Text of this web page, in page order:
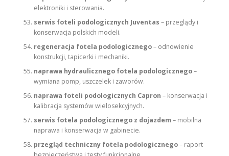
elektroniki i sterowania.
serwis foteli podologicznych Juventas – przeglądy i
konserwacja polskich modeli.
regeneracja fotela podologicznego– odnowienie
konstrukcji, tapicerki i mechaniki.
naprawa hydraulicznego fotela podologicznego–
wymiana pomp, uszczelek i zaworów.
naprawa foteli podologicznych Capron – konserwacja i
kalibracja systemów wielosekcyjnych.
serwis fotela podologicznego z dojazdem – mobilna
naprawa i konserwacja w gabinecie.
przegląd techniczny fotela podologicznego– raport